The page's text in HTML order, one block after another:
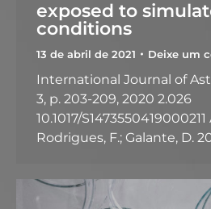
exposed to
conditions
13 de abril de 2021 Deixe um
International Journal of
3, p. 203-209, 2020 2.026
10.1017/
Rodrigues, F.; Galante, D.